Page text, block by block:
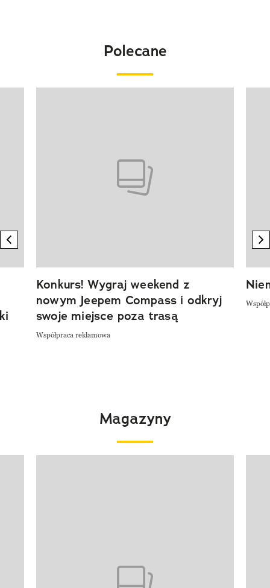
Polecane
previous element
Konkurs! Wygraj weekend z
nowym Jeepem Compass i odkryj
swoje miejsce poza trasą
Współpraca reklamowa
Magazyny